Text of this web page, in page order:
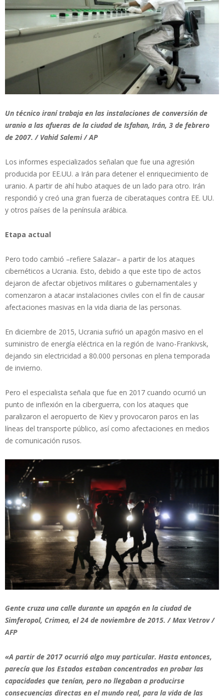
Un técnico iraní trabaja en las instalaciones de conversión de
uranio a las afueras de la ciudad de Isfahan, Irán, 3 de febrero
de 2007. / Vahid Salemi / AP
Los informes especializados señalan que fue una agresión
producida por EE.UU. a Irán para detener el enriquecimiento de
uranio. A partir de ahí hubo ataques de un lado para otro. Irán
respondió y creó una gran fuerza de ciberataques contra EE. UU.
y otros países de la península arábica.
Etapa actual
Pero todo cambió –refiere Salazar– a partir de los ataques
cibernéticos a Ucrania. Esto, debido a que este tipo de actos
dejaron de afectar objetivos militares o gubernamentales y
comenzaron a atacar instalaciones civiles con el fin de causar
afectaciones masivas en la vida diaria de las personas.
En diciembre de 2015, Ucrania sufrió un apagón masivo en el
suministro de energía eléctrica en la región de Ivano-Frankivsk,
dejando sin electricidad a 80.000 personas en plena temporada
de invierno.
Pero el especialista señala que fue en 2017 cuando ocurrió un
punto de inflexión en la ciberguerra, con los ataques que
paralizaron el aeropuerto de Kiev y provocaron paros en las
líneas del transporte público, así como afectaciones en medios
de comunicación rusos.
Gente cruza una calle durante un apagón en la ciudad de
Simferopol, Crimea, el 24 de noviembre de 2015. / Max Vetrov /
AFP
«A partir de 2017 ocurrió algo muy particular. Hasta entonces,
parecía que los Estados estaban concentrados en probar las
capacidades que tenían, pero no llegaban a producirse
consecuencias directas en el mundo real, para la vida de las